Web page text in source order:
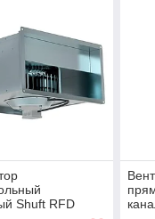
Shuft RFD